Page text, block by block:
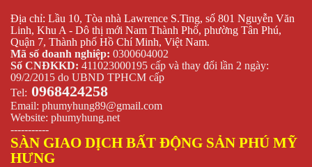
Địa chỉ: Lầu 10, Tòa nhà Lawrence S.Ting, số 801 Nguyễn Văn
Linh, Khu A - Dô thị mới Nam Thành Phố, phường Tân Phú,
Quận 7, Thành phố Hồ Chí Minh, Việt Nam.
Mã số doanh nghiệp: 0300604002
Số CNĐKKD: 411023000195 cấp và thay đổi lần 2 ngày:
09/2/2015 do UBND TPHCM cấp
Tel: 0968424258
Email: phumyhung89@gmail.com
Website: phumyhung.net
-----------
SÀN GIAO DỊCH BẤT ĐỘNG SẢN PHÚ MỸ
HƯNG